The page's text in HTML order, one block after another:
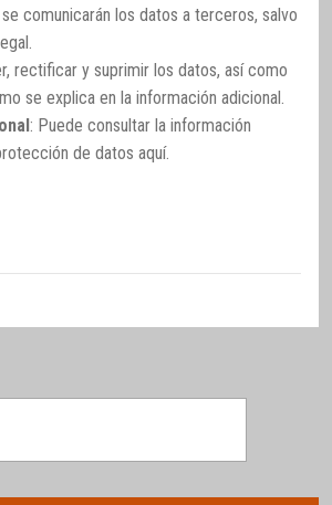
comunicarán los datos a terceros, salvo
rectificar y suprimir los datos, así como
se explica en la información adicional.
: Puede consultar la información
de datos aquí.